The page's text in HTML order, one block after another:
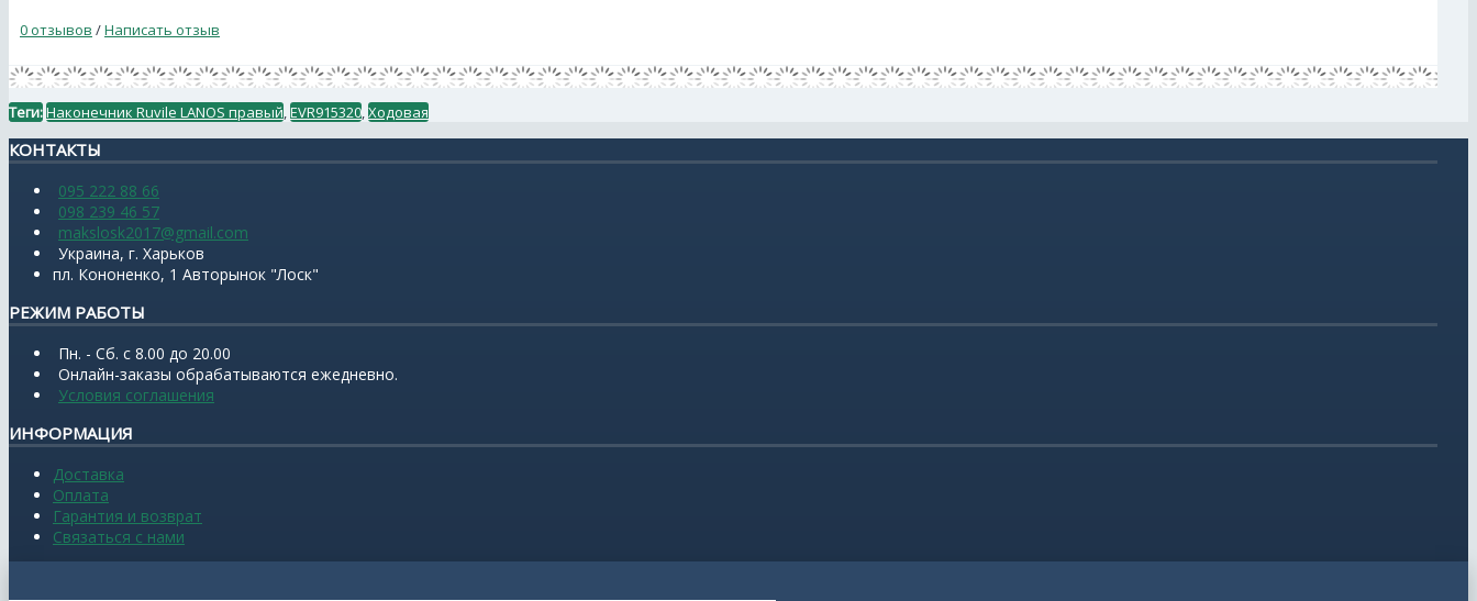
0 отзывов /Написать отзыв
Теги:Наконечник Ruvile LANOS правый,EVR915320,Ходовая
КОНТАКТЫ
095 222 88 66
098 239 46 57
makslosk2017@gmail.com
Украина, г. Харьков
пл. Кононенко, 1 Авторынок "Лоск"
РЕЖИМ РАБОТЫ
Пн. - Сб. с 8.00 до 20.00
Онлайн-заказы обрабатываются ежедневно.
Условия соглашения
ИНФОРМАЦИЯ
Доставка
Оплата
Гарантия и возврат
Связаться с нами